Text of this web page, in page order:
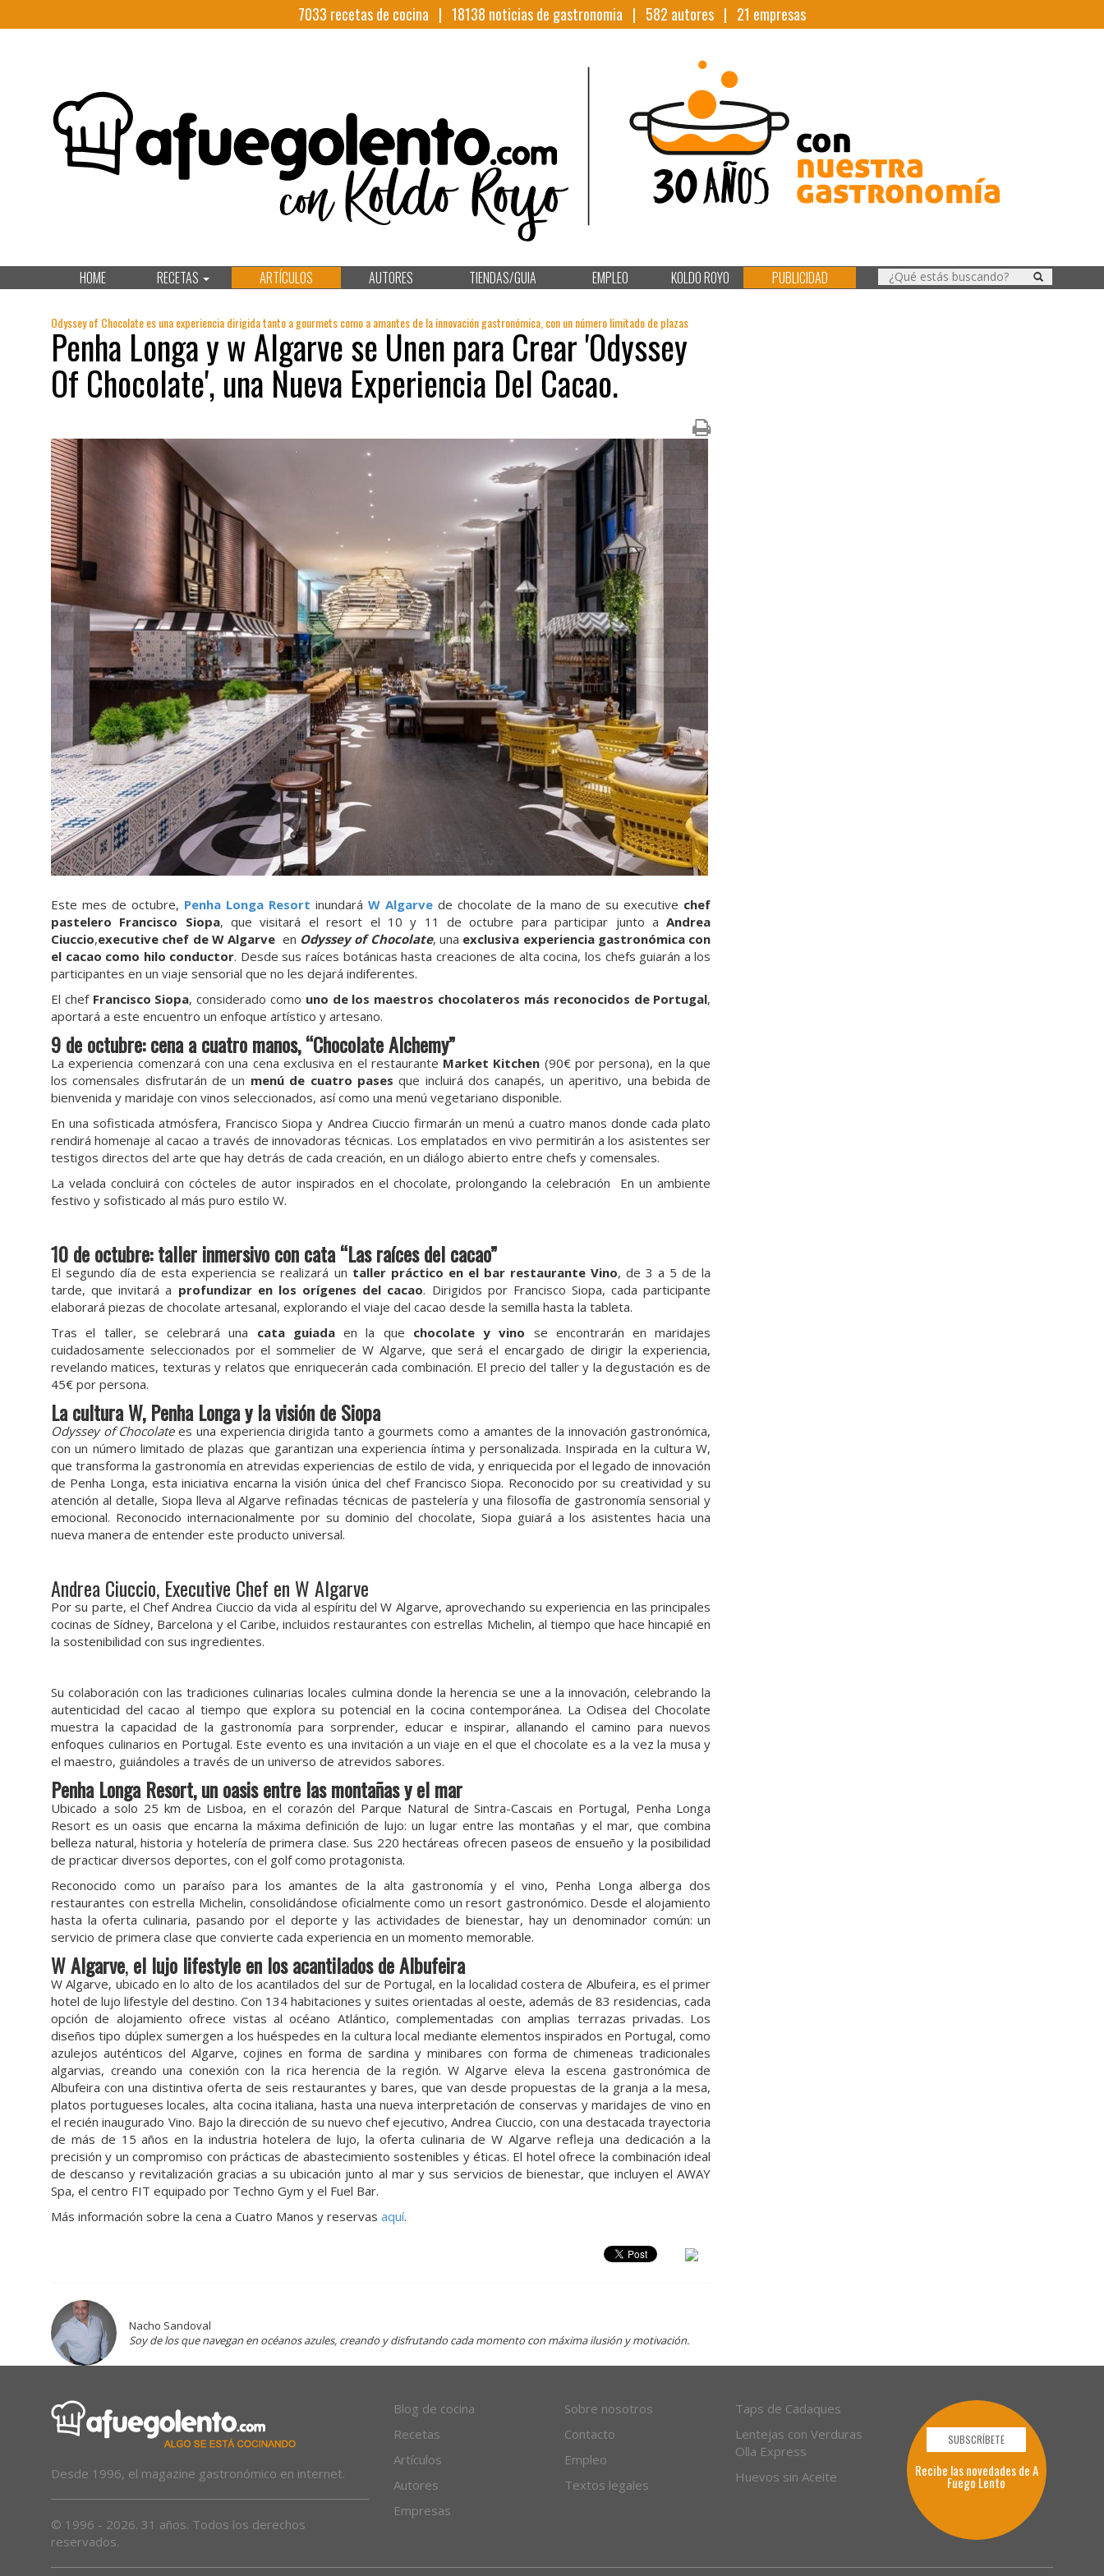
7033 recetas de cocina | 18138 noticias de gastronomia | 582 autores | 21 empresas
HOME RECETAS ARTÍCULOS AUTORES TIENDAS/GUIA EMPLEO KOLDO ROYO PUBLICIDAD
Odyssey of Chocolate es una experiencia dirigida tanto a gourmets como a amantes de la innovación gastronómica, con un número limitado de plazas
Penha Longa y w Algarve se Unen para Crear 'Odyssey
Of Chocolate', una Nueva Experiencia Del Cacao.
Este mes de octubre, Penha Longa Resort inundará W Algarvede chocolate de la mano de su executive chef
pastelero Francisco Siopa, que visitará el resort el 10 y 11 de octubre para participar junto aAndrea
Ciuccio,executive chef de W Algarve en Odyssey of Chocolate, una exclusiva experiencia gastronómica con
el cacao como hilo conductor. Desde sus raíces botánicas hasta creaciones de alta cocina, los chefs guiarán a los
participantes en un viaje sensorial que no les dejará indiferentes.
El chef Francisco Siopa, considerado como uno de los maestros chocolateros más reconocidos de Portugal,
aportará a este encuentro un enfoque artístico y artesano.
9 de octubre: cena a cuatro manos, “Chocolate Alchemy”
La experiencia comenzará con una cena exclusiva en el restaurante Market Kitchen (90€ por persona), en la que
los comensales disfrutarán de un menú de cuatro pases que incluirá dos canapés, un aperitivo, una bebida de
bienvenida y maridaje con vinos seleccionados, así como una menú vegetariano disponible.
En una sofisticada atmósfera, Francisco Siopa y Andrea Ciuccio firmarán un menú a cuatro manos donde cada plato
rendirá homenaje al cacao a través de innovadoras técnicas. Los emplatados en vivo permitirán a los asistentes ser
testigos directos del arte que hay detrás de cada creación, en un diálogo abierto entre chefs y comensales.
La velada concluirá con cócteles de autor inspirados en el chocolate, prolongando la celebración En un ambiente
festivo y sofisticado al más puro estilo W.
10 de octubre: taller inmersivo con cata “Las raíces del cacao”
El segundo día de esta experiencia se realizará un taller práctico en el bar restaurante Vino, de 3 a 5 de la
tarde, que invitará a profundizar en los orígenes del cacao. Dirigidos por Francisco Siopa, cada participante
elaborará piezas de chocolate artesanal, explorando el viaje del cacao desde la semilla hasta la tableta.
Tras el taller, se celebrará una cata guiadaen la que chocolate y vino se encontrarán en maridajes
cuidadosamente seleccionados por el sommelier de W Algarve, que será el encargado de dirigir la experiencia,
revelando matices, texturas y relatos que enriquecerán cada combinación. El precio del taller y la degustación es de
45€ por persona.
La cultura W, Penha Longa y la visión de Siopa
Odyssey of Chocolatees una experiencia dirigida tanto a gourmets como a amantes de la innovación gastronómica,
con un número limitado de plazas que garantizan una experiencia íntima y personalizada. Inspirada en la cultura W,
que transforma la gastronomía en atrevidas experiencias de estilo de vida, y enriquecida por el legado de innovación
de Penha Longa, esta iniciativa encarna la visión única del chef Francisco Siopa. Reconocido por su creatividad y su
atención al detalle, Siopa lleva al Algarve refinadas técnicas de pastelería y una filosofía de gastronomía sensorial y
emocional. Reconocido internacionalmente por su dominio del chocolate, Siopa guiará a los asistentes hacia una
nueva manera de entender este producto universal.
Andrea Ciuccio, Executive Chef en W Algarve
Por su parte, el Chef Andrea Ciuccio da vida al espíritu del W Algarve, aprovechando su experiencia en las principales
cocinas de Sídney, Barcelona y el Caribe, incluidos restaurantes con estrellas Michelin, al tiempo que hace hincapié en
la sostenibilidad con sus ingredientes.
Su colaboración con las tradiciones culinarias locales culmina donde la herencia se une a la innovación, celebrando la
autenticidad del cacao al tiempo que explora su potencial en la cocina contemporánea. La Odisea del Chocolate
muestra la capacidad de la gastronomía para sorprender, educar e inspirar, allanando el camino para nuevos
enfoques culinarios en Portugal. Este evento es una invitación a un viaje en el que el chocolate es a la vez la musa y
el maestro, guiándoles a través de un universo de atrevidos sabores.
Penha Longa Resort, un oasis entre las montañas y el mar
Ubicado a solo 25 km de Lisboa, en el corazón del Parque Natural de Sintra-Cascais en Portugal, Penha Longa
Resort es un oasis que encarna la máxima definición de lujo: un lugar entre las montañas y el mar, que combina
belleza natural, historia y hotelería de primera clase. Sus 220 hectáreas ofrecen paseos de ensueño y la posibilidad
de practicar diversos deportes, con el golf como protagonista.
Reconocido como un paraíso para los amantes de la alta gastronomía y el vino, Penha Longa alberga dos
restaurantes con estrella Michelin, consolidándose oficialmente como un resort gastronómico. Desde el alojamiento
hasta la oferta culinaria, pasando por el deporte y las actividades de bienestar, hay un denominador común: un
servicio de primera clase que convierte cada experiencia en un momento memorable.
W Algarve,el lujo lifestyle en los acantilados de Albufeira
W Algarve, ubicado en lo alto de los acantilados del sur de Portugal, en la localidad costera de Albufeira, es el primer
hotel de lujo lifestyle del destino. Con 134 habitaciones y suites orientadas al oeste, además de 83 residencias, cada
opción de alojamiento ofrece vistas al océano Atlántico, complementadas con amplias terrazas privadas. Los
diseños tipo dúplex sumergen a los huéspedes en la cultura local mediante elementos inspirados en Portugal, como
azulejos auténticos del Algarve, cojines en forma de sardina y minibares con forma de chimeneas tradicionales
algarvias, creando una conexión con la rica herencia de la región. W Algarve eleva la escena gastronómica de
Albufeira con una distintiva oferta de seis restaurantes y bares, que van desde propuestas de la granja a la mesa,
platos portugueses locales, alta cocina italiana, hasta una nueva interpretación de conservas y maridajes de vino en
el recién inaugurado Vino. Bajo la dirección de su nuevo chef ejecutivo, Andrea Ciuccio, con una destacada trayectoria
de más de 15 años en la industria hotelera de lujo, la oferta culinaria de W Algarve refleja una dedicación a la
precisión y un compromiso con prácticas de abastecimiento sostenibles y éticas. El hotel ofrece la combinación ideal
de descanso y revitalización gracias a su ubicación junto al mar y sus servicios de bienestar, que incluyen el AWAY
Spa, el centro FIT equipado por Techno Gym y el Fuel Bar.
Más información sobre la cena a Cuatro Manos y reservas aquí.
Nacho Sandoval
Soy de los que navegan en océanos azules, creando y disfrutando cada momento con máxima ilusión y motivación.
Desde 1996, el magazine gastronómico en internet.
© 1996 - 2026. 31 años. Todos los derechos
reservados.
Blog de cocina
Recetas
Artículos
Autores
Empresas
Sobre nosotros
Contacto
Empleo
Textos legales
Taps de Cadaques
Lentejas con Verduras
Olla Express
Huevos sin Aceite
SUBSCRÍBETE
Recibe las novedades de A
Fuego Lento